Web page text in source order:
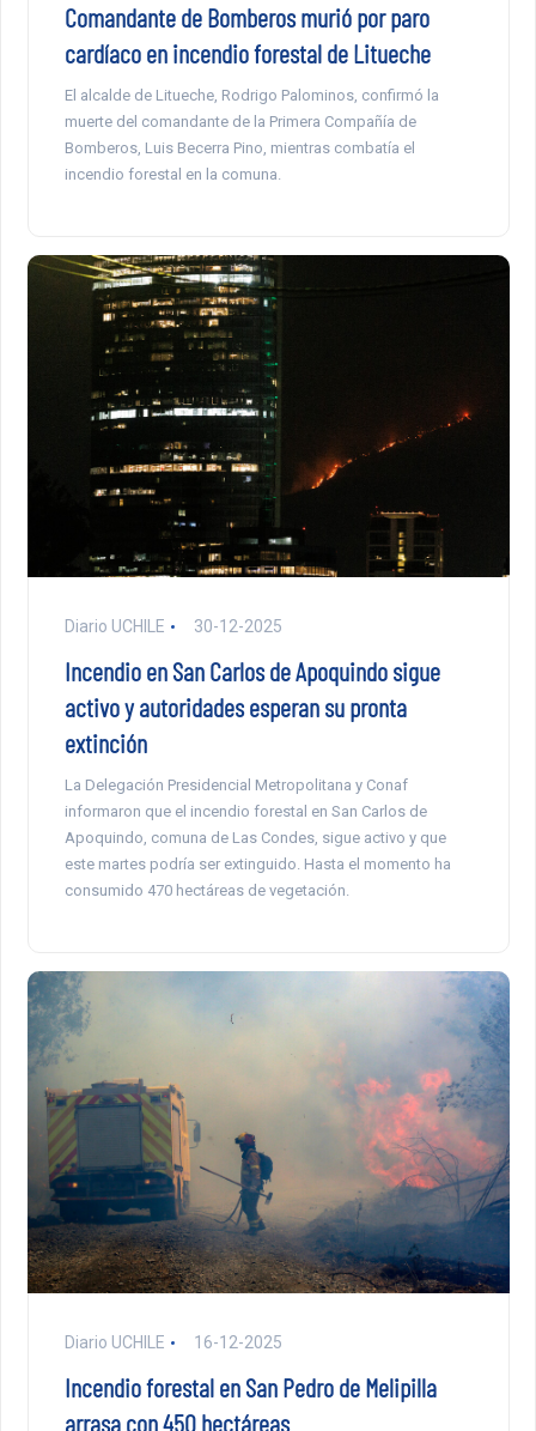
Comandante de Bomberos murió por paro
cardíaco en incendio forestal de Litueche
El alcalde de Litueche, Rodrigo Palominos, confirmó la
muerte del comandante de la Primera Compañía de
Bomberos, Luis Becerra Pino, mientras combatía el
incendio forestal en la comuna.
Diario UCHILE 30-12-2025
Incendio en San Carlos de Apoquindo sigue
activo y autoridades esperan su pronta
extinción
La Delegación Presidencial Metropolitana y Conaf
informaron que el incendio forestal en San Carlos de
Apoquindo, comuna de Las Condes, sigue activo y que
este martes podría ser extinguido. Hasta el momento ha
consumido 470 hectáreas de vegetación.
Diario UCHILE 16-12-2025
Incendio forestal en San Pedro de Melipilla
arrasa con 450 hectáreas